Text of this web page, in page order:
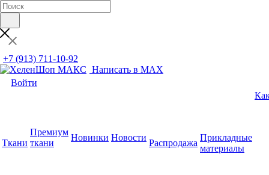
+7 (913) 711-10-92
Написать в MAX
Войти
Ткани
Премиум
ткани
Новинки Новости
Распродажа
Прикладные
материалы